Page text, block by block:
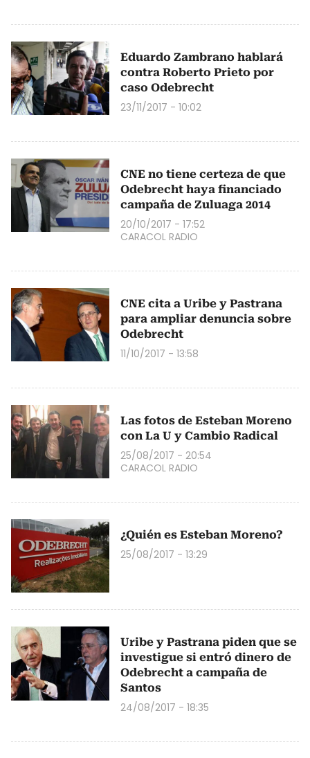
Eduardo Zambrano hablará
contra Roberto Prieto por
caso Odebrecht
23/11/2017 - 10:02
CNE no tiene certeza de que
Odebrecht haya financiado
campaña de Zuluaga 2014
20/10/2017 - 17:52
CARACOL RADIO
CNE cita a Uribe y Pastrana
para ampliar denuncia sobre
Odebrecht
11/10/2017 - 13:58
Las fotos de Esteban Moreno
con La U y Cambio Radical
25/08/2017 - 20:54
CARACOL RADIO
¿Quién es Esteban Moreno?
25/08/2017 - 13:29
Uribe y Pastrana piden que se
investigue si entró dinero de
Odebrecht a campaña de
Santos
24/08/2017 - 18:35